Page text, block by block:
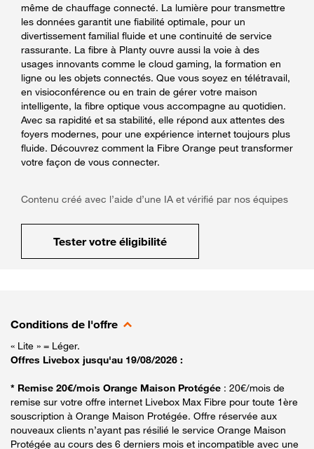
même de chauffage connecté. La lumière pour transmettre
les données garantit une fiabilité optimale, pour un
divertissement familial fluide et une continuité de service
rassurante. La fibre à Planty ouvre aussi la voie à des
usages innovants comme le cloud gaming, la formation en
ligne ou les objets connectés. Que vous soyez en télétravail,
en visioconférence ou en train de gérer votre maison
intelligente, la fibre optique vous accompagne au quotidien.
Avec sa rapidité et sa stabilité, elle répond aux attentes des
foyers modernes, pour une expérience internet toujours plus
fluide. Découvrez comment la Fibre Orange peut transformer
votre façon de vous connecter.
Contenu créé avec l’aide d’une IA et vérifié par nos équipes
Tester votre éligibilité
Conditions de l'offre
« Lite » = Léger.
Offres Livebox jusqu'au 19/08/2026 :
* Remise 20€/mois Orange Maison Protégée : 20€/mois de
remise sur votre offre internet Livebox Max Fibre pour toute 1ère
souscription à Orange Maison Protégée. Offre réservée aux
nouveaux clients n’ayant pas résilié le service Orange Maison
Protégée au cours des 6 derniers mois et incompatible avec une